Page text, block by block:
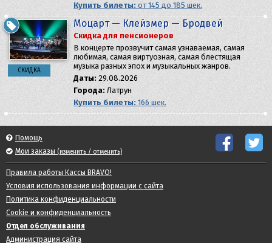
Купить билеты: от 145 до 185 шек.
СКИДКА
Моцарт — Клейзмер — Бродвей
Скидка для пенсионеров
В концерте прозвучит самая узнаваемая, самая
любимая, самая виртуозная, самая блестящая
музыка разных эпох и музыкальных жанров.
Даты: 29.08.2026
Города: Латрун
Купить билеты: 166 шек.
Помощь
Мои заказы (изменить / отменить)
Правила работы Кассы BRAVO!
Условия использования информации с сайта
Политика конфиденциальности
Cookie и конфиденциальность
Отдел обслуживания
Администрация сайта